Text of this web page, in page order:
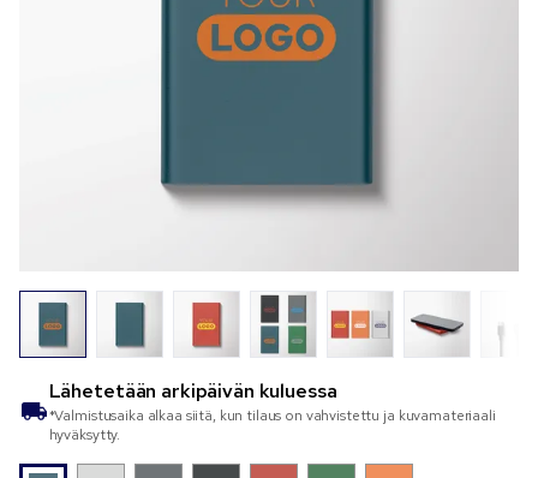
Lähetetään arkipäivän kuluessa
*Valmistusaika alkaa siitä, kun tilaus on vahvistettu ja kuvamateriaali
hyväksytty.